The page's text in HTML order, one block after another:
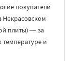
покупатели
Некрасовском
плиты) — за
температуре и